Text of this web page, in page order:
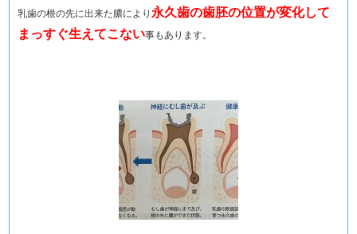
乳歯の根の先に出来た膿により永久歯の歯胚の位置が変化して
まっすぐ生えてこない事もあります。